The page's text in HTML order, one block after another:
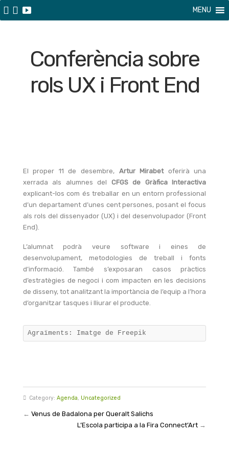
MENU
Conferència sobre
rols UX i Front End
El proper 11 de desembre, Artur Mirabetoferirà una
xerrada als alumnes del CFGS de Gràfica Interactiva
explicant-los com és treballar en un entorn professional
d’un departament d’unes cent persones, posant el focus
als rols del dissenyador (UX) i del desenvolupador (Front
End).
L’alumnat podrà veure software i eines de
desenvolupament, metodologies de treball i fonts
d’informació. També s’exposaran casos pràctics
d’estratègies de negoci i com impacten en les decisions
de disseny, tot analitzant la importància de l’equip a l’hora
d’organitzar tasques i lliurar el producte.
Agraïments: Imatge de Freepik
Category: Agenda, Uncategorized
← Venus de Badalona per Queralt Salichs
L’Escola participa a la Fira Connect’Art →